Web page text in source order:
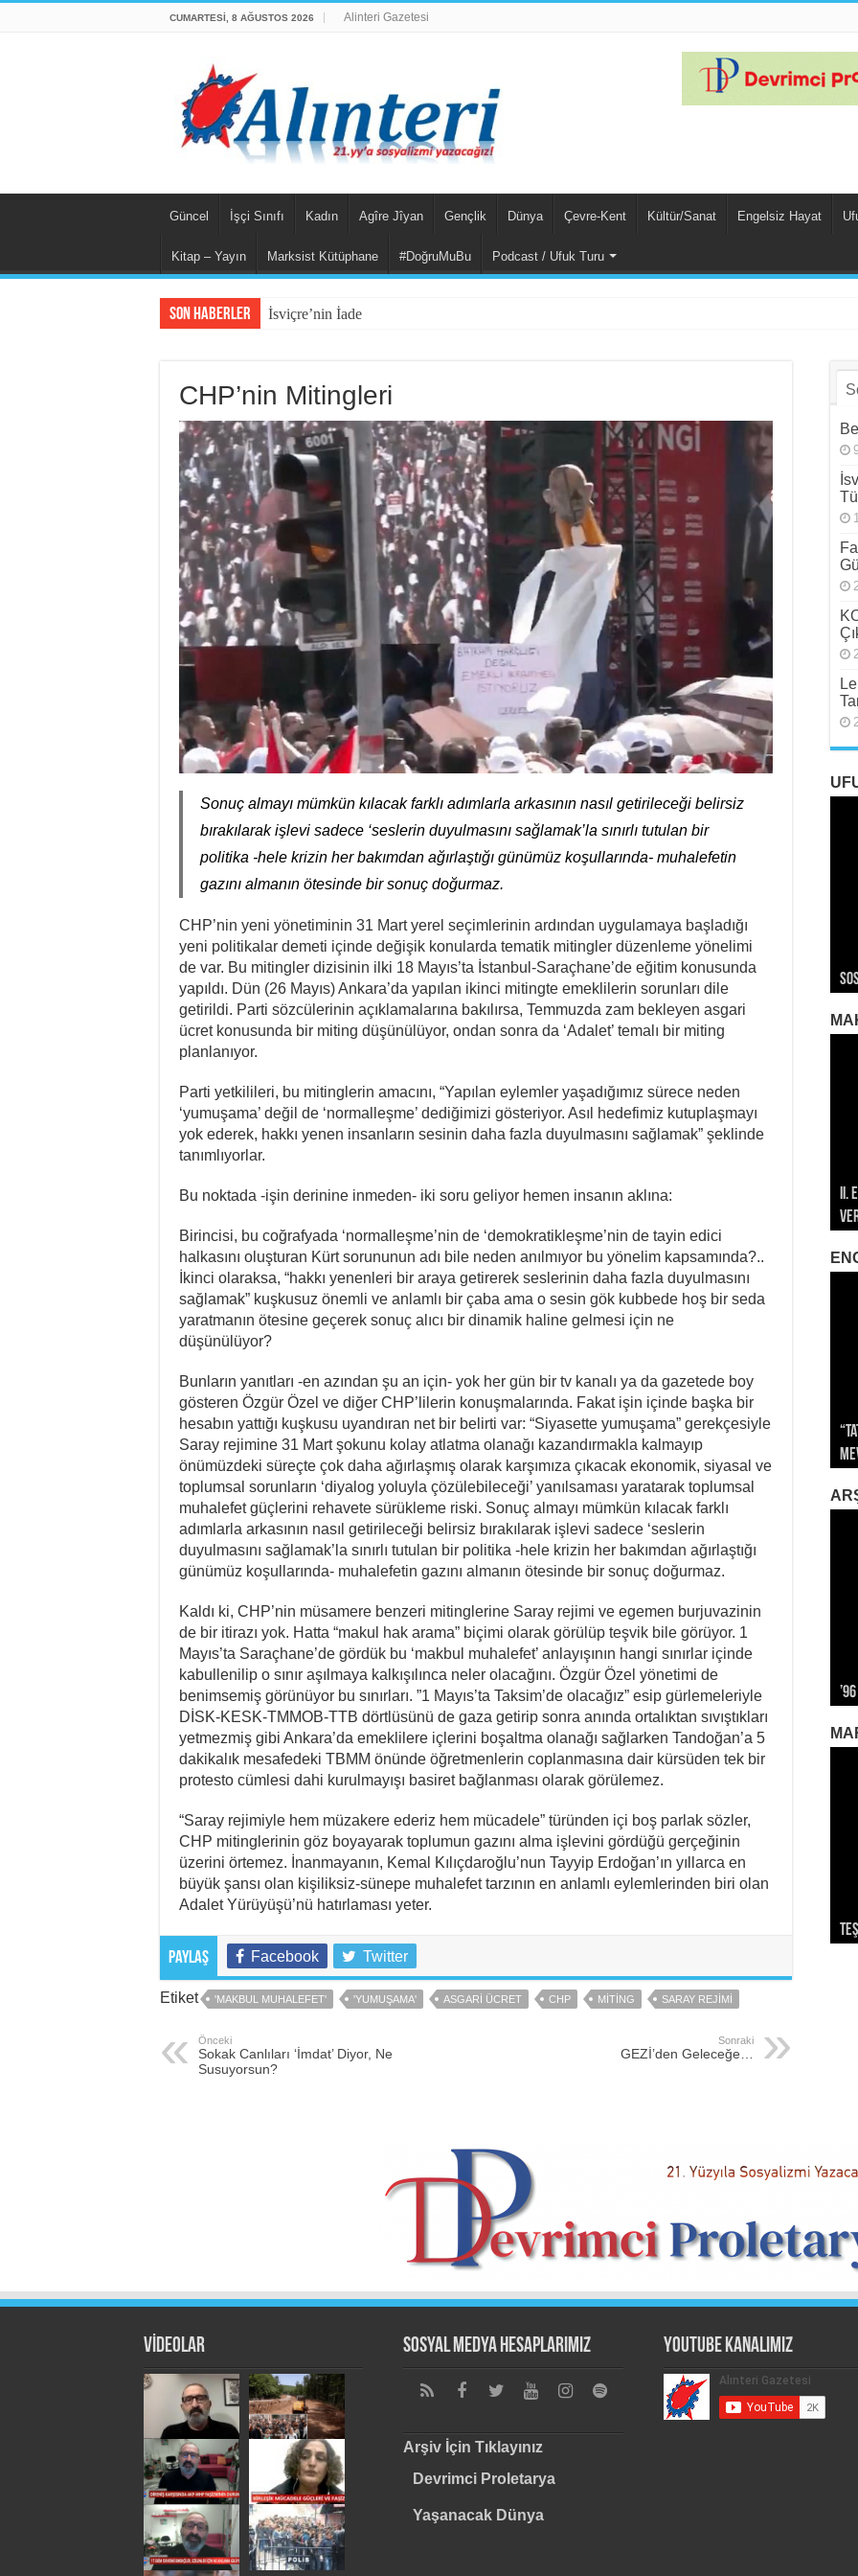
CUMARTESI, 8 AĞUSTOS 2026 Alinteri Gazetesi
Güncel İşçi Sınıfı Kadın Agîre Jîyan Gençlik Dünya Çevre-Kent Kültür/Sanat Engelsiz Hayat
Kitap – Yayın Marksist Kütüphane #DoğruMuBu Podcast / Ufuk Turu
Son Haberler İsviçre’nin İade Ettiği Bahar Yalçın
CHP’nin Mitingleri
Sonuç almayı mümkün kılacak farklı adımlarla arkasının nasıl getirileceği belirsiz
bırakılarak işlevi sadece ‘seslerin duyulmasını sağlamak’la sınırlı tutulan bir
politika -hele krizin her bakımdan ağırlaştığı günümüz koşullarında- muhalefetin
gazını almanın ötesinde bir sonuç doğurmaz.
CHP’nin yeni yönetiminin 31 Mart yerel seçimlerinin ardından uygulamaya başladığı
yeni politikalar demeti içinde değişik konularda tematik mitingler düzenleme yönelimi
de var. Bu mitingler dizisinin ilki 18 Mayıs’ta İstanbul-Saraçhane’de eğitim konusunda
yapıldı. Dün (26 Mayıs) Ankara’da yapılan ikinci mitingte emeklilerin sorunları dile
getirildi. Parti sözcülerinin açıklamalarına bakılırsa, Temmuzda zam bekleyen asgari
ücret konusunda bir miting düşünülüyor, ondan sonra da ‘Adalet’ temalı bir miting
planlanıyor.
Parti yetkilileri, bu mitinglerin amacını, “Yapılan eylemler yaşadığımız sürece neden
‘yumuşama’ değil de ‘normalleşme’ dediğimizi gösteriyor. Asıl hedefimiz kutuplaşmayı
yok ederek, hakkı yenen insanların sesinin daha fazla duyulmasını sağlamak” şeklinde
tanımlıyorlar.
Bu noktada -işin derinine inmeden- iki soru geliyor hemen insanın aklına:
Birincisi, bu coğrafyada ‘normalleşme’nin de ‘demokratikleşme’nin de tayin edici
halkasını oluşturan Kürt sorununun adı bile neden anılmıyor bu yönelim kapsamında?..
İkinci olaraksa, “hakkı yenenleri bir araya getirerek seslerinin daha fazla duyulmasını
sağlamak” kuşkusuz önemli ve anlamlı bir çaba ama o sesin gök kubbede hoş bir seda
yaratmanın ötesine geçerek sonuç alıcı bir dinamik haline gelmesi için ne
düşünülüyor?
Bunların yanıtları -en azından şu an için- yok her gün bir tv kanalı ya da gazetede boy
gösteren Özgür Özel ve diğer CHP’lilerin konuşmalarında. Fakat işin içinde başka bir
hesabın yattığı kuşkusu uyandıran net bir belirti var: “Siyasette yumuşama” gerekçesiyle
Saray rejimine 31 Mart şokunu kolay atlatma olanağı kazandırmakla kalmayıp
önümüzdeki süreçte çok daha ağırlaşmış olarak karşımıza çıkacak ekonomik, siyasal ve
toplumsal sorunların ‘diyalog yoluyla çözülebileceği’ yanılsaması yaratarak toplumsal
muhalefet güçlerini rehavete sürükleme riski. Sonuç almayı mümkün kılacak farklı
adımlarla arkasının nasıl getirileceği belirsiz bırakılarak işlevi sadece ‘seslerin
duyulmasını sağlamak’la sınırlı tutulan bir politika -hele krizin her bakımdan ağırlaştığı
günümüz koşullarında- muhalefetin gazını almanın ötesinde bir sonuç doğurmaz.
Kaldı ki, CHP’nin müsamere benzeri mitinglerine Saray rejimi ve egemen burjuvazinin
de bir itirazı yok. Hatta “makul hak arama” biçimi olarak görülüp teşvik bile görüyor. 1
Mayıs’ta Saraçhane’de gördük bu ‘makbul muhalefet’ anlayışının hangi sınırlar içinde
kabullenilip o sınır aşılmaya kalkışılınca neler olacağını. Özgür Özel yönetimi de
benimsemiş görünüyor bu sınırları. ”1 Mayıs’ta Taksim’de olacağız” esip gürlemeleriyle
DİSK-KESK-TMMOB-TTB dörtlüsünü de gaza getirip sonra anında ortalıktan sıvıştıkları
yetmezmiş gibi Ankara’da emeklilere içlerini boşaltma olanağı sağlarken Tandoğan’a 5
dakikalık mesafedeki TBMM önünde öğretmenlerin coplanmasına dair kürsüden tek bir
protesto cümlesi dahi kurulmayışı basiret bağlanması olarak görülemez.
“Saray rejimiyle hem müzakere ederiz hem mücadele” türünden içi boş parlak sözler,
CHP mitinglerinin göz boyayarak toplumun gazını alma işlevini gördüğü gerçeğinin
üzerini örtemez. İnanmayanın, Kemal Kılıçdaroğlu’nun Tayyip Erdoğan’ın yıllarca en
büyük şansı olan kişiliksiz-sünepe muhalefet tarzının en anlamlı eylemlerinden biri olan
Adalet Yürüyüşü’nü hatırlaması yeter.
Paylaş Facebook Twitter
Etiket 'MAKBUL MUHALEFET' 'YUMUŞAMA' ASGARI ÜCRET CHP MITING SARAY REJIMI
Önceki
Sokak Canlıları ‘İmdat’ Diyor, Ne
Susuyorsun?
Sonraki
GEZİ’den Geleceğe…
II.
12
VİDEOLAR Sosyal Medya Hesaplarımız
Arşiv İçin Tıklayınız
Devrimci Proletarya
Yaşanacak Dünya
Youtube Kanalımız